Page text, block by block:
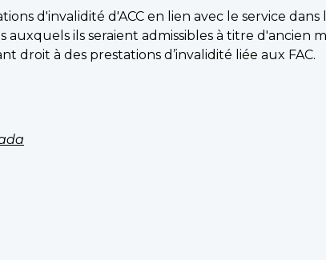
d'invalidité d'ACC en lien avec le service dans
ils seraient admissibles à titre d'ancien
droit à des prestations d’invalidité liée aux FAC.